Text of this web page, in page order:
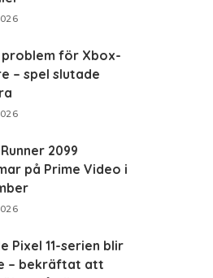
för Xbox-
– spel slutade
2099
på Prime Video i
Pixel 11-serien blir
– bekräftat att